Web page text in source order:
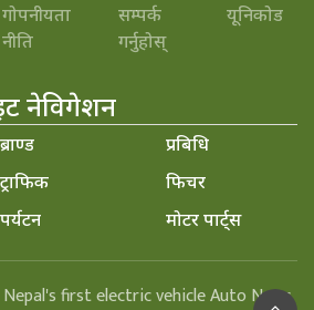
गोपनीयता
नीति
सम्पर्क
गर्नुहोस्
यूनिकोड
नेविगेशन
ब्राण्ड
ट्राफिक
पर्यटन
प्रबिधि
फिचर
मोटर पार्ट्स
first electric vehicle Auto News